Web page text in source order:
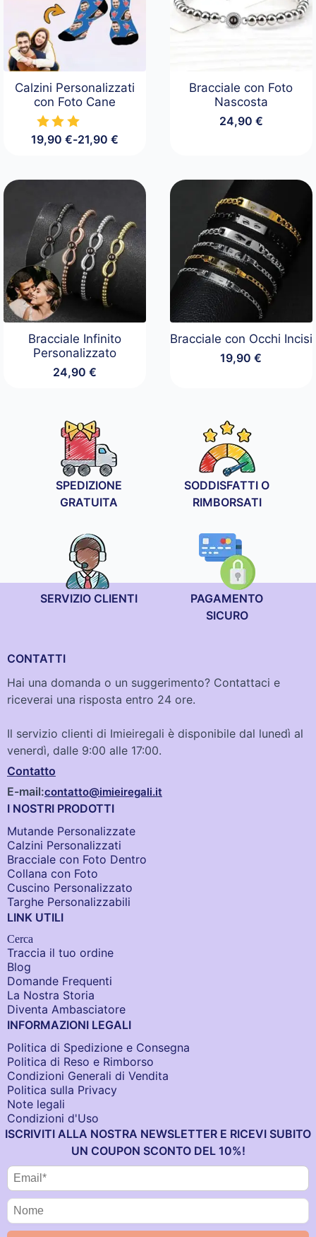
Calzini Personalizzati
con Foto Cane
19,90€-21,90€
Fascia
a
21,90 €
Bracciale con Foto
Nascosta
24,90 €
Bracciale Infinito
Personalizzato
24,90€
Bracciale con Occhi Incisi
19,90€
SPEDIZIONE
GRATUITA
SODDISFATTI O
RIMBORSATI
SERVIZIO CLIENTI
PAGAMENTO
SICURO
CONTATTI
Hai una domanda o un suggerimento? Contattaci e
riceverai una risposta entro 24 ore.
Il servizio clienti di Imieiregali è disponibile dal lunedì al
venerdì, dalle 9:00 alle 17:00.
Contatto
E-mail:contatto@imieiregali.it
I NOSTRI PRODOTTI
Mutande Personalizzate
Calzini Personalizzati
Bracciale con Foto Dentro​
Collana con Foto
Cuscino Personalizzato
Targhe Personalizzabili
LINK UTILI
Cerca
Traccia il tuo ordine
Blog
Domande Frequenti
La Nostra Storia
Diventa Ambasciatore
INFORMAZIONI LEGALI
Politica di Spedizione e Consegna
Politica di Reso e Rimborso
Condizioni Generali di Vendita
Politica sulla Privacy
Note legali
Condizioni d'Uso
ISCRIVITI ALLA NOSTRA NEWSLETTER E RICEVI SUBITO
UN COUPON SCONTO DEL 10%!